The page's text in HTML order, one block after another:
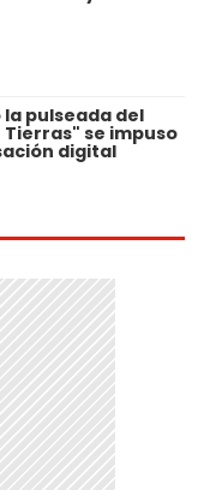
la pulseada del
Tierras" se impuso
digital